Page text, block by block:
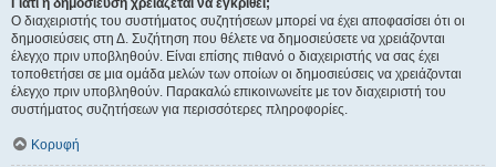
Γιατί η δημοσίευση χρειάζεται να εγκριθεί;
Ο διαχειριστής του συστήματος συζητήσεων μπορεί να έχει αποφασίσει ότι οι
δημοσιεύσεις στη Δ. Συζήτηση που θέλετε να δημοσιεύσετε να χρειάζονται
έλεγχο πριν υποβληθούν. Είναι επίσης πιθανό ο διαχειριστής να σας έχει
τοποθετήσει σε μια ομάδα μελών των οποίων οι δημοσιεύσεις να χρειάζονται
έλεγχο πριν υποβληθούν. Παρακαλώ επικοινωνείτε με τον διαχειριστή του
συστήματος συζητήσεων για περισσότερες πληροφορίες.
Κορυφή